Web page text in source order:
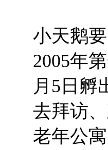
小天鹅
2005年
月 5 日孵
去拜访
老年公